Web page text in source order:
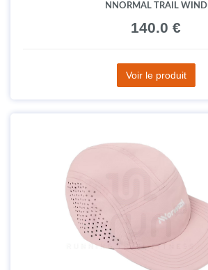
NNORMAL TRAIL WIND
140.0 €
Voir le produit